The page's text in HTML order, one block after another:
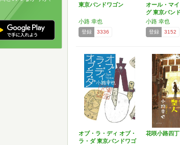
東京バンドワゴン
小路 幸也
登録 3336
オール・マ
グ 東京バン
(…
小路 幸也
登録 3152
オブ・ラ・ディ オブ・
ラ・ダ 東京バンドワゴ
花咲小路四